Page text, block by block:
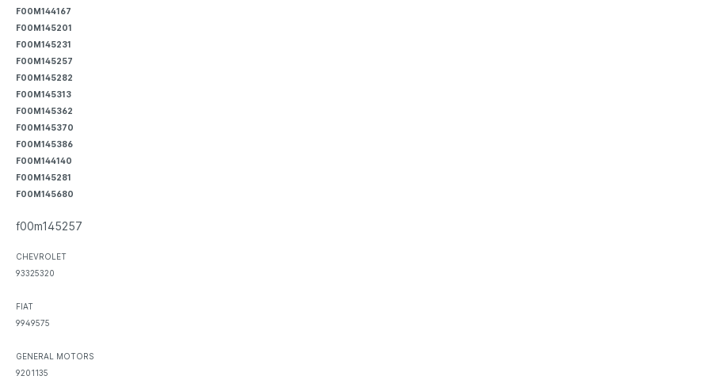
F00M144167
F00M145201
F00M145231
F00M145257
F00M145282
F00M145313
F00M145362
F00M145370
F00M145386
F00M144140
F00M145281
F00M145680
f00m145257
CHEVROLET
93325320
FIAT
9949575
GENERAL MOTORS
9201135